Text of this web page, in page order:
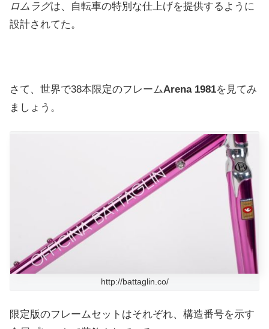
ロムラグは、自転車の特別な仕上げを提供するように
設計されてた。
さて、世界で38本限定のフレームArena 1981を見てみ
ましょう。
http://battaglin.co/
限定版のフレームセットはそれぞれ、構造番号を示す